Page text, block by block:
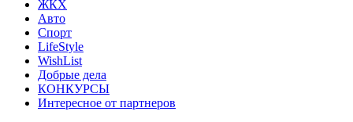
ЖКХ
Авто
Спорт
LifeStyle
WishList
Добрые дела
КОНКУРСЫ
Интересное от партнеров